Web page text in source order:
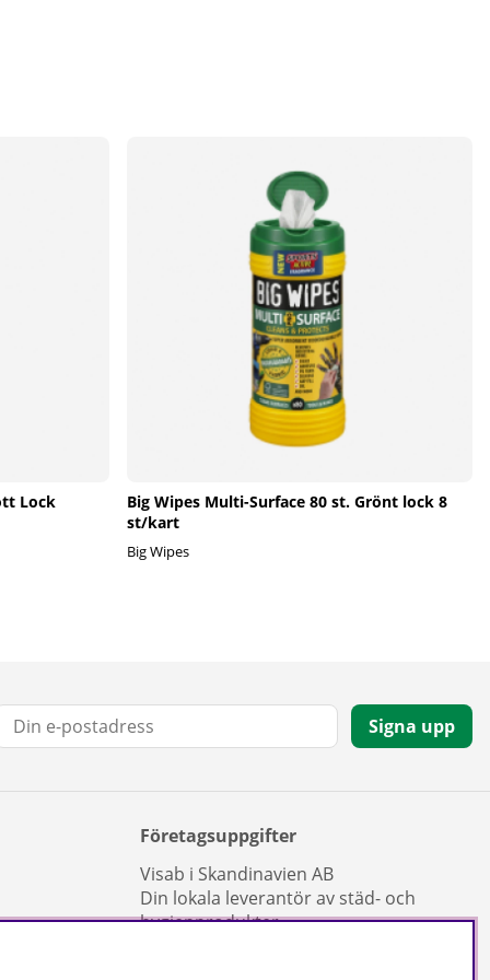
Lock
Big Wipes Multi-Surface 80 st. Grönt lock 8
st/kart
Big Wipes
post: Signa upp
Företagsuppgifter
Visab i Skandinavien AB
Din lokala leverantör av städ- och
hygienprodukter.